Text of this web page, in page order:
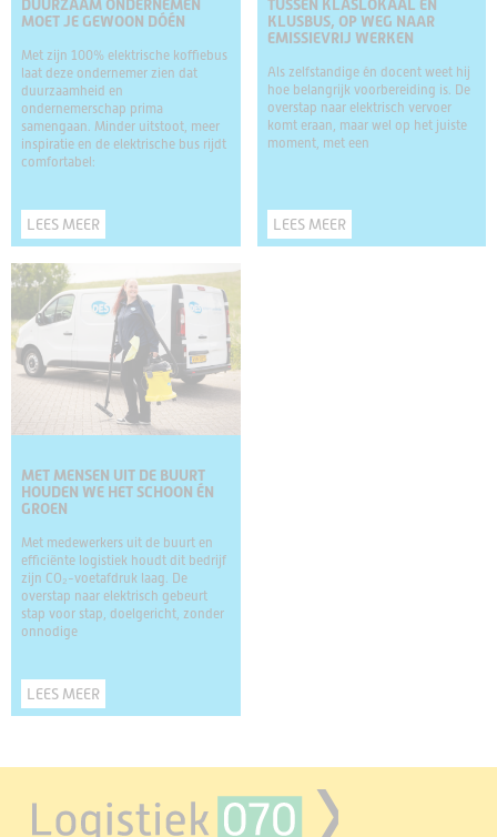
DUURZAAM ONDERNEMEN
MOET JE GEWOON DÓÉN
Met zijn 100% elektrische koffiebus
laat deze ondernemer zien dat
duurzaamheid en
ondernemerschap prima
samengaan. Minder uitstoot, meer
inspiratie en de elektrische bus rijdt
comfortabel:
LEES MEER
TUSSEN KLASLOKAAL EN
KLUSBUS, OP WEG NAAR
EMISSIEVRIJ WERKEN
Als zelfstandige én docent weet hij
hoe belangrijk voorbereiding is. De
overstap naar elektrisch vervoer
komt eraan, maar wel op het juiste
moment, met een
LEES MEER
MET MENSEN UIT DE BUURT
HOUDEN WE HET SCHOON ÉN
GROEN
Met medewerkers uit de buurt en
efficiënte logistiek houdt dit bedrijf
zijn CO₂-voetafdruk laag. De
overstap naar elektrisch gebeurt
stap voor stap, doelgericht, zonder
onnodige
LEES MEER